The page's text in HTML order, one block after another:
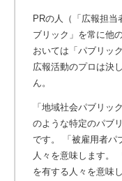
PRの人（「広報担当
ブリック」を常に他
おいては「パブリッ
広報活動のプロは決
ん。
「地域社会パブリッ
のような特定のパブ
です。 「被雇用者パ
人々を意味します。
を有する人々を意味し